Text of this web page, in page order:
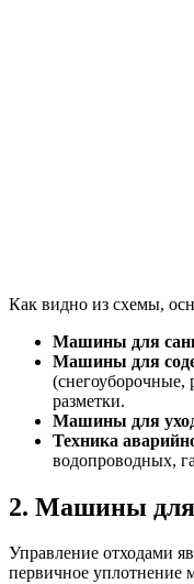
Как видно из схемы,
Машины для
Машины для
(снегоуборочные,
разметки.
Машины для
Техника
водопроводных,
2. Машины для
Управление отходами
первичное уплотнение